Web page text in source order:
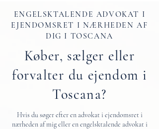
ENGELSKTALENDE ADVOKAT I
EJENDOMSRET I NÆRHEDEN AF
DIG I TOSCANA
Køber, sælger eller
forvalter du ejendom i
Toscana?
Hvis du søger efter en advokat i ejendomsret i
nærheden af mig eller en engelsktalende advokat i